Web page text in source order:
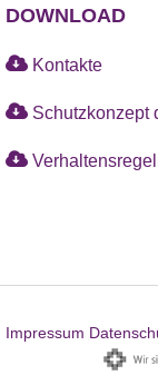
DOWNLOAD
Kontakte
Schutzkonzept
Impressum